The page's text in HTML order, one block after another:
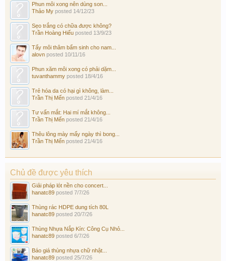
Phun môi xong nên dùng son...
Thảo My posted 14/12/23
Sẹo trắng có chữa được không?
Trần Hoàng Hiếu posted 13/9/23
Tẩy môi thâm bẩm sinh cho nam...
alovn posted 10/11/16
Phun xăm môi xong có phải dặm...
tuvanthammy posted 18/4/16
Trẻ hóa da có hại gì không, làm...
Trần Thị Mến posted 21/4/16
Tư vấn mắt: Hai mí mắt không...
Trần Thị Mến posted 21/4/16
Thêu lông mày mấy ngày thì bong...
Trần Thị Mến posted 21/4/16
Chủ đề được yêu thích
Giải pháp lót nền cho concert...
hanatc89 posted 7/7/26
Thùng rác HDPE dung tích 80L
hanatc89 posted 20/7/26
Thùng Nhựa Nắp Kín: Công Cụ Nhỏ...
hanatc89 posted 6/7/26
Báo giá thùng nhựa chữ nhật...
hanatc89 posted 25/7/26